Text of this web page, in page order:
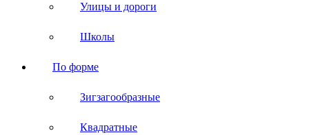
Улицы и дороги
Школы
По форме
Зигзагообразные
Квадратные